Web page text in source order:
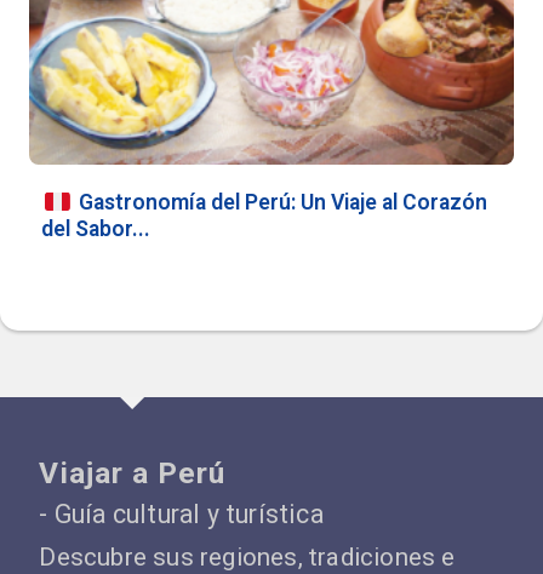
Gastronomía del Perú: Un Viaje al Corazón
del Sabor...
Viajar a Perú
- Guía cultural y turística
Descubre sus regiones, tradiciones e